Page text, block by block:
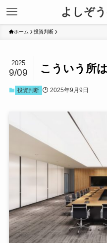
よしぞ
ホーム 投資判断
こういう所
2025
9/09
投資判断 2025年9月9日